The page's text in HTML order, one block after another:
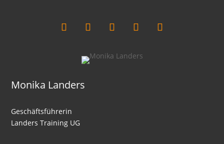
Monika Landers
Geschäftsführerin
Landers Training UG